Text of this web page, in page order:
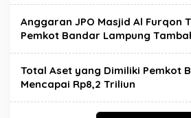
Anggaran JPO Masjid Al Furqon
Pemkot Bandar Lampung
Total Aset yang Dimiliki Pemkot
Mencapai Rp8,2 Triliun